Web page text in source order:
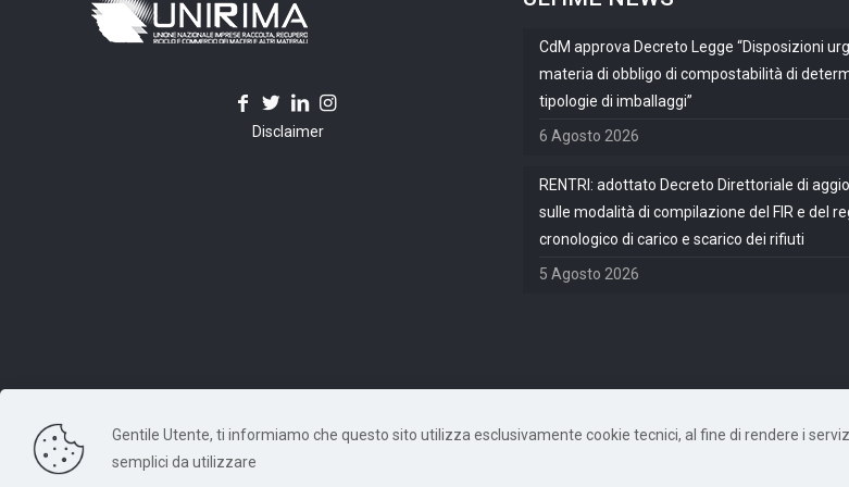
Disclaimer
CdM approva Decreto Legge “Disposizioni
materia di obbligo di compostabilità di
tipologie di imballaggi”
6 Agosto 2026
RENTRI: adottato Decreto Direttoriale di
sulle modalità di compilazione del FIR e del
cronologico di carico e scarico dei rifiuti
5 Agosto 2026
© 2026 Unirima. All Rights Reserved. - Codice Fiscale: 97872490582 | Powered by
Gentile Utente, ti informiamo che questo sito utilizza esclusivamente cookie tecnici, al fine di rendere i
semplici da utilizzare